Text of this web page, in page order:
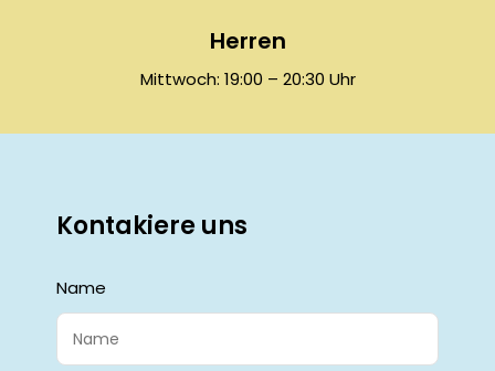
Herren
Mittwoch: 19:00 – 20:30 Uhr
Kontakiere uns
Name